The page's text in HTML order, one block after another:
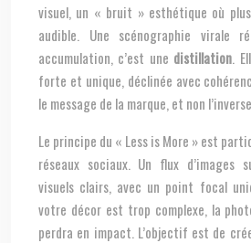
visuel, un « bruit » esthétique où plus
audible. Une scénographie virale
accumulation, c’est une distillation .
forte et unique, déclinée avec
le message de la marque, et non l’inverse.
Le principe du « Less is More » est
réseaux sociaux. Un flux d’images
visuels clairs, avec un point focal
votre décor est trop complexe, la
perdra en impact. L’objectif est de